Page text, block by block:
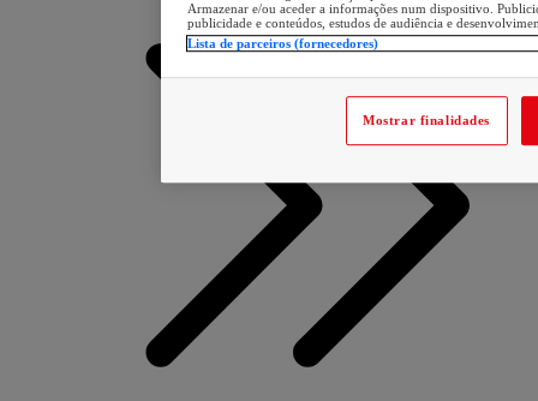
Armazenar e/ou aceder a informações num dispositivo.
publicidade e conteúdos, estudos de audiência e
Lista de parceiros (fornecedores)
Mostrar finalidades